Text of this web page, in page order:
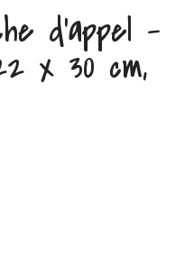
d’appel –
x 30 cm,